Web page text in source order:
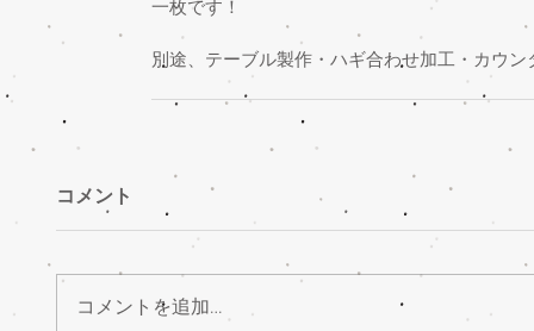
一枚です！
別途、テーブル製作・ハギ合わせ加工・カウ
コメント
コメントを追加…